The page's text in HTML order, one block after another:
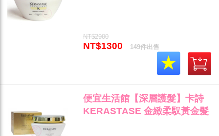
NT$2900
NT$1300 149件出售
便宜生活館【深層護髮】卡詩
KERASTASE 金緻柔馭黃金髮